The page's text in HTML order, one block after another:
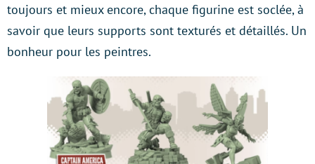
toujours et mieux encore, chaque figurine est soclée, à
savoir que leurs supports sont texturés et détaillés. Un
bonheur pour les peintres.